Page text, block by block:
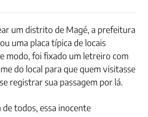
um distrito de Magé, a prefeitura
uma placa típica de locais
modo, foi fixado um letreiro com
do local para que quem visitasse
registrar sua passagem por lá.
de todos, essa inocente